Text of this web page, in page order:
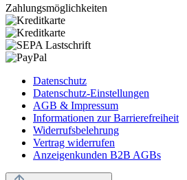
Zahlungsmöglichkeiten
Datenschutz
Datenschutz-Einstellungen
AGB & Impressum
Informationen zur Barrierefreiheit
Widerrufsbelehrung
Vertrag widerrufen
Anzeigenkunden B2B AGBs